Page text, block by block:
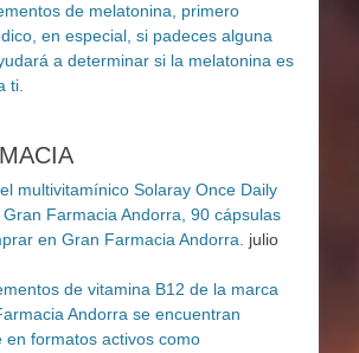
multivitamínico Solaray Once Daily
Farmacia Andorra, 90 cápsulas
en Gran Farmacia Andorra. julio
de vitamina B12 de la marca
Andorra se encuentran
en formatos activos como